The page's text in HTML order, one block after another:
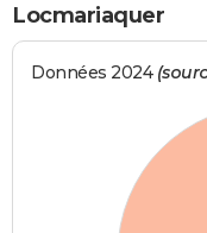
Locmariaquer
Données 2024